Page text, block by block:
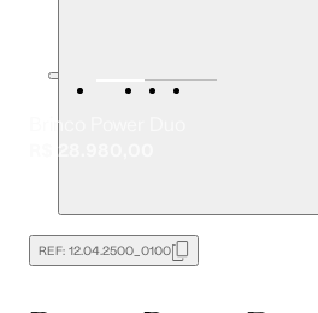
Brinco Power Duo
R$ 28.980,00
REF: 12.04.2500_0100